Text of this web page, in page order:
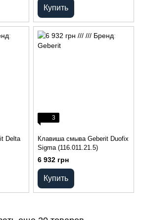
Купить
Delta
3
Клавиша смыва Geberit Duofix
Sigma (116.011.21.5)
6 932 грн
Купить